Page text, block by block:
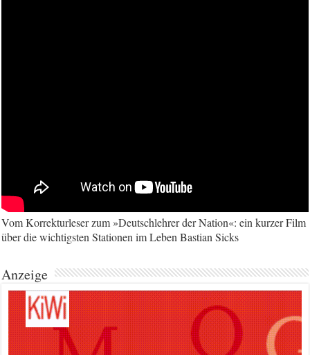
Vom Korrekturleser zum »Deutschlehrer der Nation«: ein kurzer Film
über die wichtigsten Stationen im Leben Bastian Sicks
Anzeige